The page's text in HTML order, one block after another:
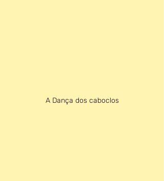
A Dança dos caboclos